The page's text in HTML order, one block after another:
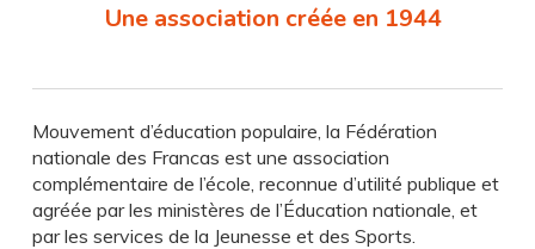
Une association créée en 1944
Mouvement d’éducation populaire, la Fédération
nationale des Francas est une association
complémentaire de l’école, reconnue d’utilité publique et
agréée par les ministères de l’Éducation nationale, et
par les services de la Jeunesse et des Sports.